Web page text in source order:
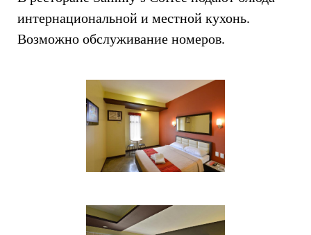
интернациональной и местной кухонь.
Возможно обслуживание номеров.